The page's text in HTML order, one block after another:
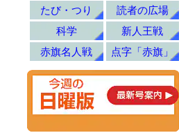
たび・つり
読者の広場
科学
新人王戦
赤旗名人戦
点字「赤旗」